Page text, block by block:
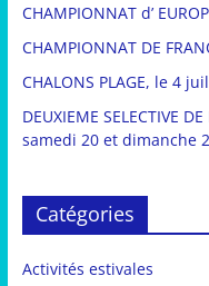
CHAMPIONNAT d’
CHAMPIONNAT DE
CHALONS PLAGE, le 4
DEUXIEME SELECTIVE
samedi 20 et dimanche
Catégories
Activités estivales